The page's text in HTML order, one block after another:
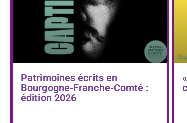
Patrimoines écrits en
Bourgogne-Franche-Comté :
édition 2026